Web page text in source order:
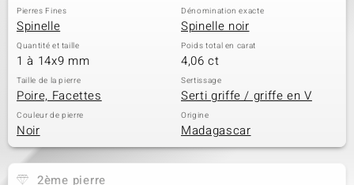
Pierres Fines
Spinelle
Dénomination exacte
Spinelle noir
Quantité et taille
1 à 14x9 mm
Poids total en carat
4,06 ct
Taille de la pierre
Poire, Facettes
Sertissage
Serti griffe / griffe en V
Couleur de pierre
Noir
Origine
Madagascar
2ème pierre